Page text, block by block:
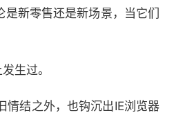
新零售还是新场景，当它们
生过。
情结之外，也钩沉出IE浏览器